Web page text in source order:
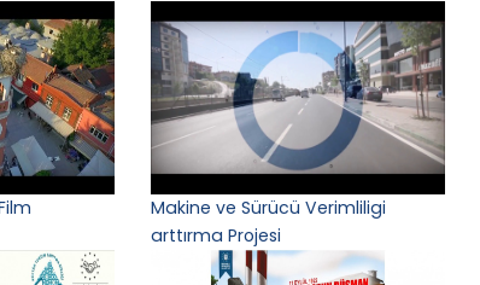
Makine ve Sürücü Verimliligi
arttırma Projesi